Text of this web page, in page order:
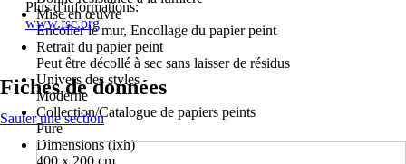
Mise en œuvre
Encoller le mur, Encollage du papier peint
Retrait du papier peint
Peut être décollé à sec sans laisser de résidus
Univers des styles
Moderne
Collection/Catalogue de papiers peints
Pure
Dimensions (lxh)
400 x 200 cm
Plus d'informations:
www.fsc.org
Fiches de données
Sauter une section